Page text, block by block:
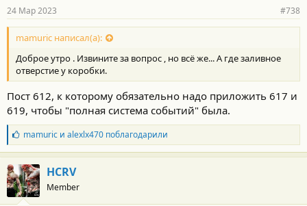
н
о
с
и
:
24 Мар 2023 #738
mamuric написал(а):
Доброе утро . Извините за вопрос , но всё же... А где заливное
отверстие у коробки.
Пост 612, к которому обязательно надо приложить 617 и
619, чтобы "полная система событий" была.
Б
л
а
г
о
д
а
mamuricи alexlx470поблагодарили
HCRV
Member